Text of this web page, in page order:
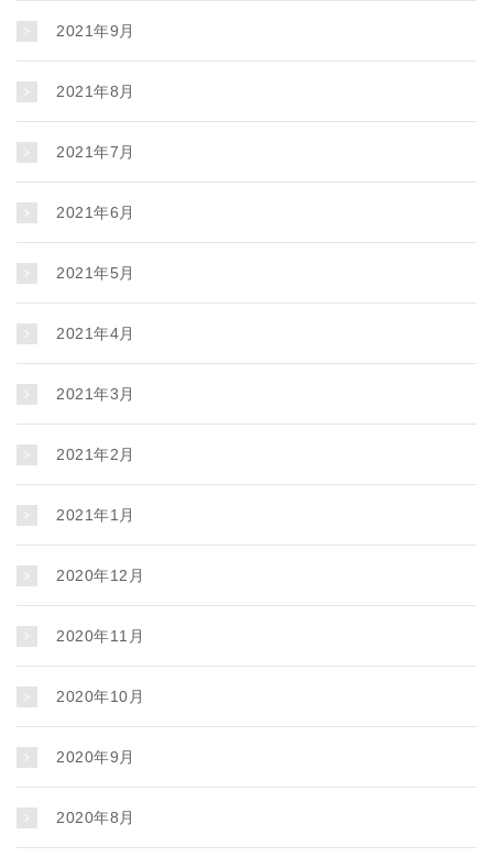
2021年9月
2021年8月
2021年7月
2021年6月
2021年5月
2021年4月
2021年3月
2021年2月
2021年1月
2020年12月
2020年11月
2020年10月
2020年9月
2020年8月